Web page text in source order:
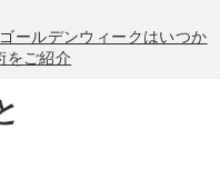
ールデンウィークはいつか
をご紹介